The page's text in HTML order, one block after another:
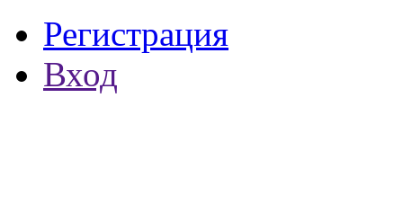
Регистрация
Вход